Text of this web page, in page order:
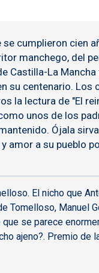
cumplieron cien
manchego, del
Castilla-La Mancha
su centenario. Los
la lectura de "El
unos de los
Ójala
amor a su pueblo
El nicho que
Tomelloso, Manuel
se parece
ajeno?. Premio de